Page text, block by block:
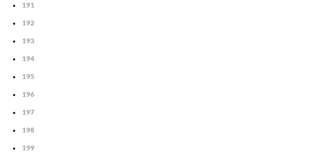
191
192
193
194
195
196
197
198
199